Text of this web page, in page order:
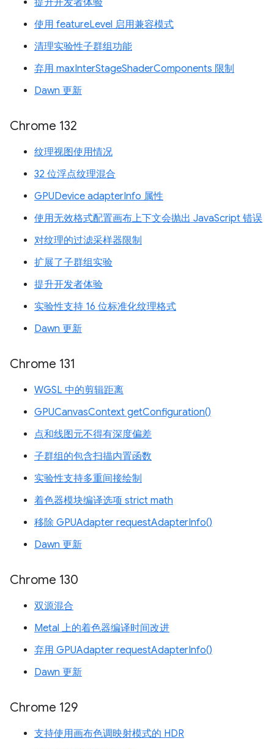
提升开发者体验
使用 featureLevel 启用兼容模式
清理实验性子群组功能
弃用 maxInterStageShaderComponents 限制
Dawn 更新
Chrome 132
纹理视图使用情况
32 位浮点纹理混合
GPUDevice adapterInfo 属性
使用无效格式配置画布上下文会抛出 JavaScript 错误
对纹理的过滤采样器限制
扩展了子群组实验
提升开发者体验
实验性支持 16 位标准化纹理格式
Dawn 更新
Chrome 131
WGSL 中的剪辑距离
GPUCanvasContext getConfiguration()
点和线图元不得有深度偏差
子群组的包含扫描内置函数
实验性支持多重间接绘制
着色器模块编译选项 strict math
移除 GPUAdapter requestAdapterInfo()
Dawn 更新
Chrome 130
双源混合
Metal 上的着色器编译时间改进
弃用 GPUAdapter requestAdapterInfo()
Dawn 更新
Chrome 129
支持使用画布色调映射模式的 HDR